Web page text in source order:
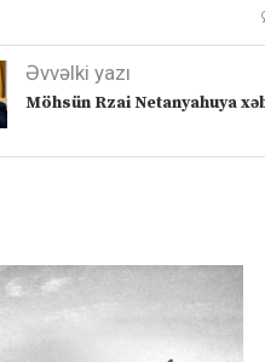
Əvvəlki yazı
Möhsün Rzai Netanyahuya